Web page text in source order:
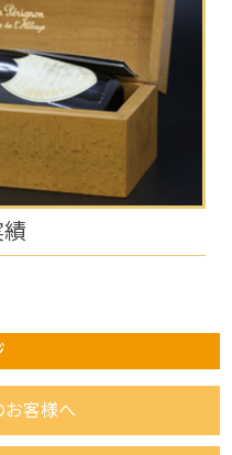
客様へ